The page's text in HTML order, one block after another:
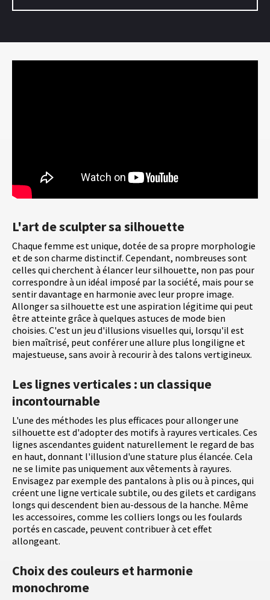
L'art de sculpter sa silhouette
Chaque femme est unique, dotée de sa propre morphologie
et de son charme distinctif. Cependant, nombreuses sont
celles qui cherchent à élancer leur silhouette, non pas pour
correspondre à un idéal imposé par la société, mais pour se
sentir davantage en harmonie avec leur propre image.
Allonger sa silhouette est une aspiration légitime qui peut
être atteinte grâce à quelques astuces de mode bien
choisies. C'est un jeu d'illusions visuelles qui, lorsqu'il est
bien maîtrisé, peut conférer une allure plus longiligne et
majestueuse, sans avoir à recourir à des talons vertigineux.
Les lignes verticales : un classique
incontournable
L'une des méthodes les plus efficaces pour allonger une
silhouette est d'adopter des motifs à rayures verticales. Ces
lignes ascendantes guident naturellement le regard de bas
en haut, donnant l'illusion d'une stature plus élancée. Cela
ne se limite pas uniquement aux vêtements à rayures.
Envisagez par exemple des pantalons à plis ou à pinces, qui
créent une ligne verticale subtile, ou des gilets et cardigans
longs qui descendent bien au-dessous de la hanche. Même
les accessoires, comme les colliers longs ou les foulards
portés en cascade, peuvent contribuer à cet effet
allongeant.
Choix des couleurs et harmonie
monochrome